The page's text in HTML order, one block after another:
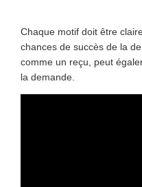
Chaque motif doit être
chances de succès de la
comme un reçu, peut
la demande.